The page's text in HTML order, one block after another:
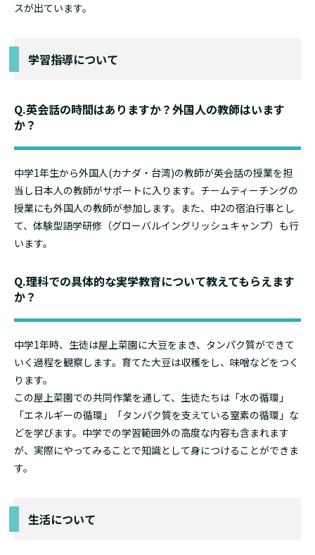
スが出ています。
学習指導について
Q.英会話の時間はありますか？外国人の教師はいます
か？
中学1年生から外国人(カナダ・台湾)の教師が英会話の授業を担
当し日本人の教師がサポートに入ります。チームティーチングの
授業にも外国人の教師が参加します。また、中2の宿泊行事とし
て、体験型語学研修（グローバルイングリッシュキャンプ）も行
います。
Q.理科での具体的な実学教育について教えてもらえます
か？
中学1年時、生徒は屋上菜園に大豆をまき、タンパク質ができて
いく過程を観察します。育てた大豆は収穫をし、味噌などをつく
ります。
この屋上菜園での共同作業を通して、生徒たちは「水の循環」
「エネルギーの循環」「タンパク質を支えている窒素の循環」な
どを学びます。中学での学習範囲外の高度な内容も含まれます
が、実際にやってみることで知識として身につけることができま
す。
生活について